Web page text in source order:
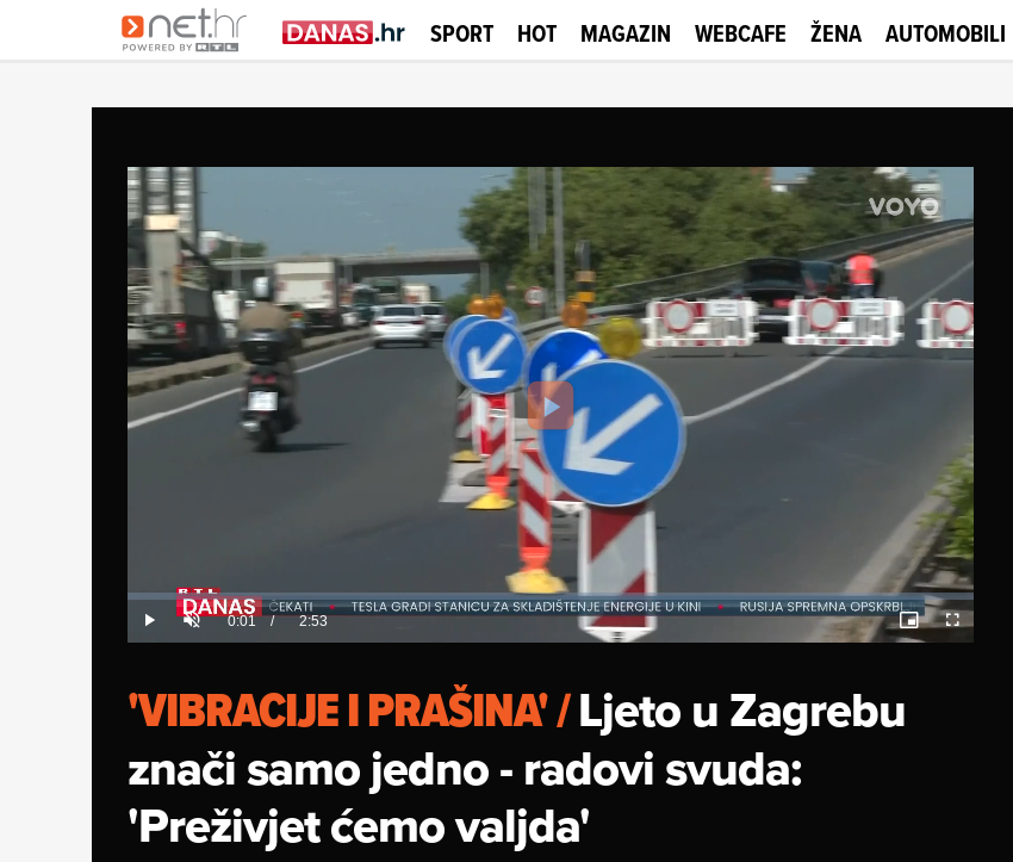
SPORT HOT MAGAZIN WEBCAFE ŽENA AUTOMOBILI
Play
Video
Play UnmuteCurrent
0:01 / Duration
2:53
Loaded:
0%
Picture-
in-
Fullscreen
'VIBRACIJE I PRAŠINA'/Ljeto u Zagrebu
znači samo jedno - radovi svuda:
'Preživjet ćemo valjda'